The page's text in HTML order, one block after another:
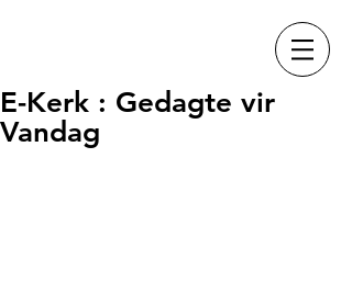
E-Kerk : Gedagte vir
Vandag